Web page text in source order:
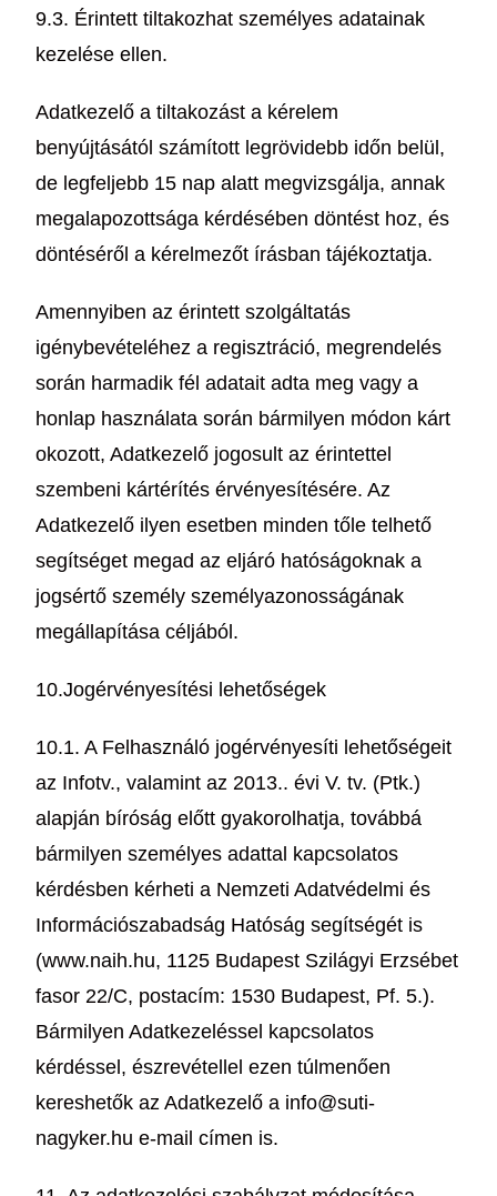
9.3. Érintett tiltakozhat személyes adatainak
kezelése ellen.
Adatkezelő a tiltakozást a kérelem
benyújtásától számított legrövidebb időn belül,
de legfeljebb 15 nap alatt megvizsgálja, annak
megalapozottsága kérdésében döntést hoz, és
döntéséről a kérelmezőt írásban tájékoztatja.
Amennyiben az érintett szolgáltatás
igénybevételéhez a regisztráció, megrendelés
során harmadik fél adatait adta meg vagy a
honlap használata során bármilyen módon kárt
okozott, Adatkezelő jogosult az érintettel
szembeni kártérítés érvényesítésére. Az
Adatkezelő ilyen esetben minden tőle telhető
segítséget megad az eljáró hatóságoknak a
jogsértő személy személyazonosságának
megállapítása céljából.
10.Jogérvényesítési lehetőségek
10.1. A Felhasználó jogérvényesíti lehetőségeit
az Infotv., valamint az 2013.. évi V. tv. (Ptk.)
alapján bíróság előtt gyakorolhatja, továbbá
bármilyen személyes adattal kapcsolatos
kérdésben kérheti a Nemzeti Adatvédelmi és
Információszabadság Hatóság segítségét is
(www.naih.hu, 1125 Budapest Szilágyi Erzsébet
fasor 22/C, postacím: 1530 Budapest, Pf. 5.).
Bármilyen Adatkezeléssel kapcsolatos
kérdéssel, észrevétellel ezen túlmenően
kereshetők az Adatkezelő a info@suti-
nagyker.hu e-mail címen is.